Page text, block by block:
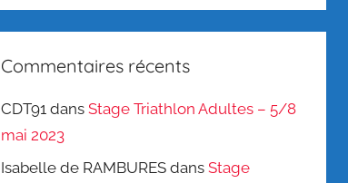
Commentaires récents
CDT91 dansStage Triathlon Adultes – 5/8
mai 2023
Isabelle de RAMBURES dansStage